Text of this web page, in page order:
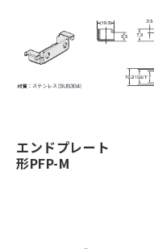
エンドプレート
形PFP-M